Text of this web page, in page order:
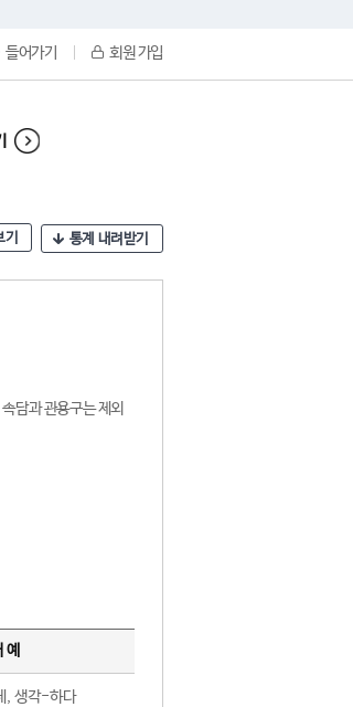
들어가기 회원 가입
통계 내려받기
담과 관용구는 제외
예
, 생각-하다